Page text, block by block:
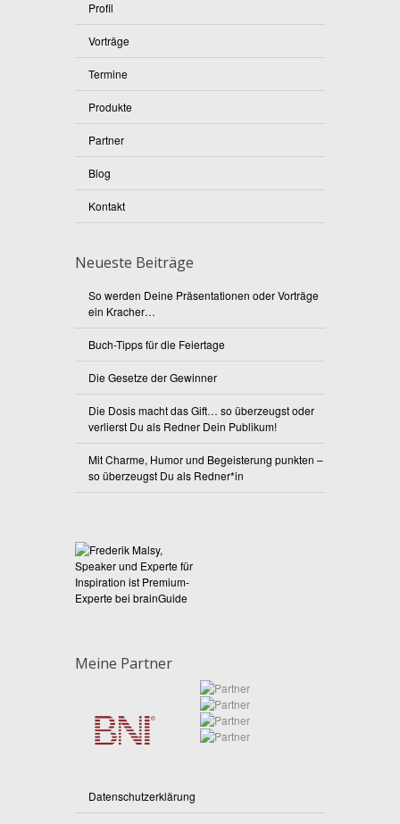
Profil
Vorträge
Termine
Produkte
Partner
Blog
Kontakt
Neueste Beiträge
So werden Deine Präsentationen oder Vorträge
ein Kracher…
Buch-Tipps für die Feiertage
Die Gesetze der Gewinner
Die Dosis macht das Gift… so überzeugst oder
verlierst Du als Redner Dein Publikum!
Mit Charme, Humor und Begeisterung punkten –
so überzeugst Du als Redner*in
Meine Partner
Datenschutzerklärung